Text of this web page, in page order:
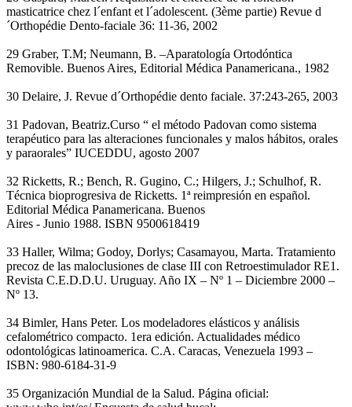
masticatrice chez l´enfant et l´adolescent. (3ème partie) Revue d
´Orthopédie Dento-faciale 36: 11-36, 2002
29 Graber, T.M; Neumann, B. –Aparatología Ortodóntica
Removible. Buenos Aires, Editorial Médica Panamericana., 1982
30 Delaire, J. Revue d´Orthopédie dento faciale. 37:243-265, 2003
31 Padovan, Beatriz.Curso “ el método Padovan como sistema
terapéutico para las alteraciones funcionales y malos hábitos, orales
y paraorales” IUCEDDU, agosto 2007
32 Ricketts, R.; Bench, R. Gugino, C.; Hilgers, J.; Schulhof, R.
Técnica bioprogresiva de Ricketts. 1ª reimpresión en español.
Editorial Médica Panamericana. Buenos
Aires - Junio 1988. ISBN 9500618419
33 Haller, Wilma; Godoy, Dorlys; Casamayou, Marta. Tratamiento
precoz de las maloclusiones de clase III con Retroestimulador RE1.
Revista C.E.D.D.U. Uruguay. Año IX – Nº 1 – Diciembre 2000 –
Nº 13.
34 Bimler, Hans Peter. Los modeladores elásticos y análisis
cefalométrico compacto. 1era edición. Actualidades médico
odontológicas latinoamerica. C.A. Caracas, Venezuela 1993 –
ISBN: 980-6184-31-9
35 Organización Mundial de la Salud. Página oficial: